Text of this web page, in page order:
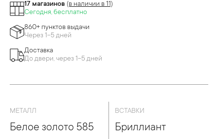
17 магазинов (в наличии в 11)
Сегодня, бесплатно
860+ пунктов выдачи
Через 1-5 дней
Доставка
До двери, через 1-5 дней
МЕТАЛЛ
Белое золото 585
ВСТАВКИ
Бриллиант